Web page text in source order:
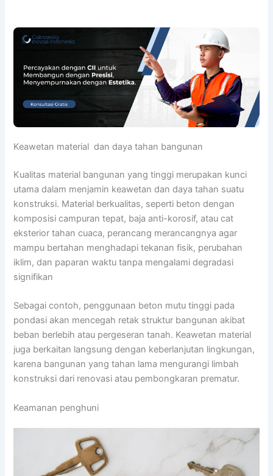
Keawetan material dan daya tahan bangunan
Kualitas material bangunan yang tinggi merupakan kunci
utama dalam menjamin keawetan dan daya tahan suatu
konstruksi. Material berkualitas, seperti beton dengan
komposisi campuran tepat, baja anti-korosif, atau cat
eksterior tahan cuaca, perancang merancangnya agar
mampu bertahan menghadapi tekanan fisik, perubahan
iklim, dan paparan waktu tanpa mengalami degradasi
signifikan
Sebagai contoh, penggunaan beton mutu tinggi pada
pondasi akan mencegah retak struktur bangunan akibat
beban berlebih atau pergeseran tanah. Keawetan material
juga berkaitan langsung dengan keberlanjutan lingkungan,
karena bangunan yang tahan lama mengurangi limbah
konstruksi dari renovasi atau pembongkaran prematur.
Keamanan penghuni